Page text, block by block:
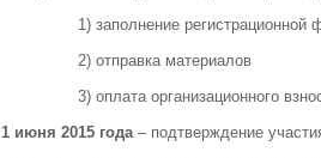
1) заполнение регистрационной
2) отправка материалов
3) оплата организационного
1 июня 2015 года– подтверждение